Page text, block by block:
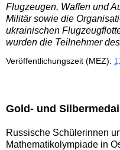
Flugzeugen, Waffen und
Militär sowie die
ukrainischen
wurden die Teilnehmer
Veröffentlichungszeit (MEZ):
Gold- und
Russische Schülerinnen
Mathematikolympiade in